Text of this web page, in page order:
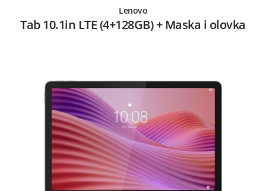
Lenovo
Tab 10.1in LTE (4+128GB) + Maska i olovka